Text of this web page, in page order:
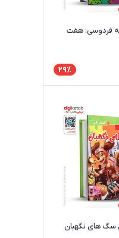
فردوسی: هفت
29٪
سگ های نگهبان